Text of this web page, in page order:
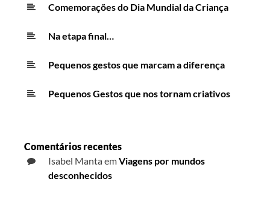
Comemorações do Dia Mundial da Criança
Na etapa final…
Pequenos gestos que marcam a diferença
Pequenos Gestos que nos tornam criativos
Comentários recentes
Isabel MantaemViagens por mundos
desconhecidos